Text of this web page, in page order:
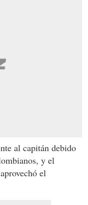
al capitán debido
y el
aprovechó el